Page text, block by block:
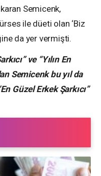
Semicenk,
ile düeti olan ‘Biz
da yer vermişti.
ve “Yılın En
Semicenk bu yıl da
Güzel Erkek Şarkıcı”